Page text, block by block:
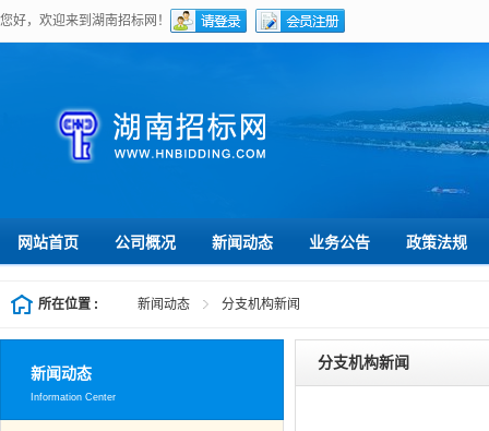
您好，欢迎来到湖南招标网！
网站首页 公司概况 新闻动态 业务公告 政策法规
所在位置 : 新闻动态 分支机构新闻
分支机构新闻
新闻动态
Information Center